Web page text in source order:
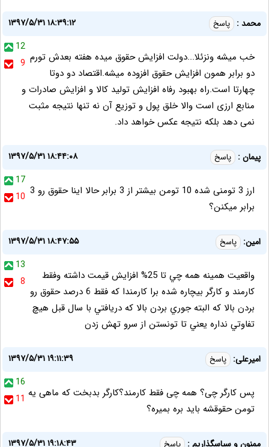
محمد : پاسخ
۱۳۹۷/۵/۳۱ ۱۸:۳۹:۱۲
12
9 خب میشه ونزئلا...دولت افزایش حقوق میده هفته بعدش تورم
دو برابر همون افزایش حقوق افزوده میشه.اقتصاد دو دوتا
چهارتا است.راه بهبود رفاه افزایش تولید کالا و افزایش صادرات و
منابع ارزی است والا خلق پول و توزیع آن نه تنها نتیجه مثبت
نمی دهد بلکه نتیجه عکس خواهد داد.
پیمان : پاسخ
۱۳۹۷/۵/۳۱ ۱۸:۴۴:۰۸
17
10 ارز 3 تومنی شده 10 تومن بیشتر از 3 برابر حالا اینا حقوق رو 3
برابر میکنن؟
امين: پاسخ
۱۳۹۷/۵/۳۱ ۱۸:۴۷:۵۵
13
8
واقعيت همينه همه چي تا 25% افزايش قيمت داشته وفقط
كارمند و كارگر بيچاره شده برا كارمندا كه فقط 6 درصد حقوق رو
بردن بالا كه البته جوري بردن بالا كه دريافتي با سال قبل هيچ
تفاوتي نداره يعني تا تونستن از سرو تهش زدن
امیرعلی: پاسخ
۱۳۹۷/۵/۳۱ ۱۹:۱۱:۳۹
16
11 پس کارگر چی؟ همه چی فقط کارمند؟کارگر بدبخت که ماهی یه
تومن حقوقشه باید بره بمیره؟
ممنون و سپاسگذاریم : پاسخ ۱۳۹۷/۵/۳۱ ۱۹:۱۸:۴۳